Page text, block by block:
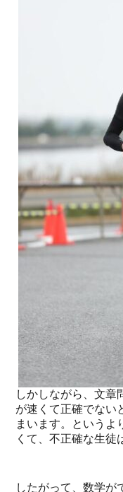
しかしながら、文章
が速くて正確でない
まいます。というよ
くて、不正確な生徒
したがって、数学